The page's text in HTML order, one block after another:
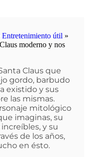
Entretenimiento útil »
moderno y nos
Claus que
gordo, barbudo
existido y sus
las mismas.
mitológico
imaginas, su
y su
de los años,
en ésto.